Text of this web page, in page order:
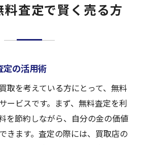
査定で賢く売る方
定の活用術
取を考えている方にとって、無料
ービスです。まず、無料査定を利
を節約しながら、自分の金の価値
きます。査定の際には、買取店の